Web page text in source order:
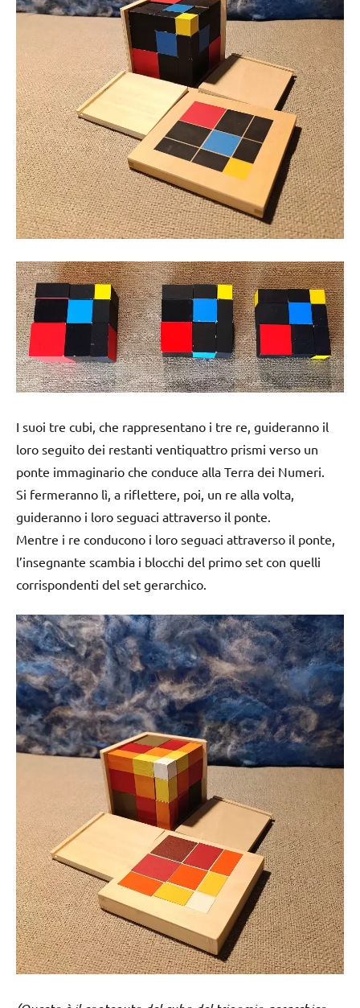
I suoi tre cubi, che rappresentano i tre re, guideranno il
loro seguito dei restanti ventiquattro prismi verso un
ponte immaginario che conduce alla Terra dei Numeri.
Si fermeranno lì, a riflettere, poi, un re alla volta,
guideranno i loro seguaci attraverso il ponte.
Mentre i re conducono i loro seguaci attraverso il ponte,
l’insegnante scambia i blocchi del primo set con quelli
corrispondenti del set gerarchico.